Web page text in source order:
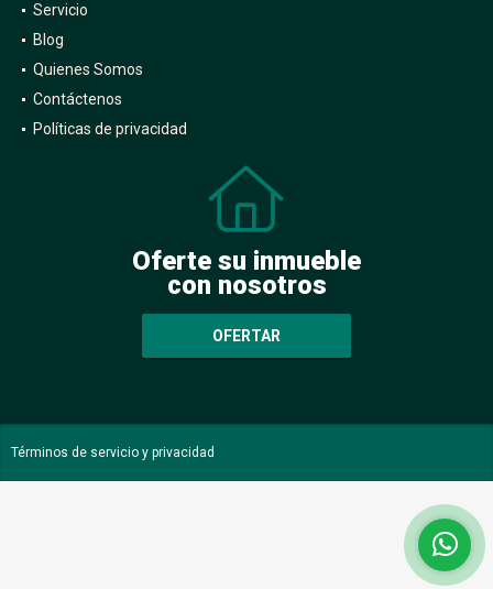
Servicio
Blog
Quienes Somos
Contáctenos
Políticas de privacidad
Oferte su inmueble
con nosotros
OFERTAR
Términos de servicio y privacidad